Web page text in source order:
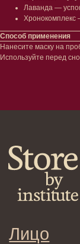
Лаванда —
Хронокомплекс
Способ применения
Нанесите маску на
Используйте перед
Клиентам
Система лояльности
Доставка и самовывоз
Оплата и возврат
Согласие на обработку
персональных данных
Договор оферта
Реквизиты и контакты
Уход за губами
Декоротивная
Волосы
Проблемы
Шампуни